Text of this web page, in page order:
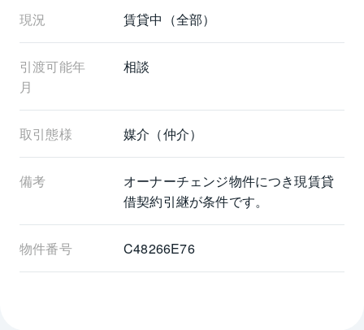
現況 賃貸中（全部）
引渡可能年
月
相談
取引態様 媒介（仲介）
備考
オーナーチェンジ物件につき現賃貸
借契約引継が条件です。
物件番号 C48266E76